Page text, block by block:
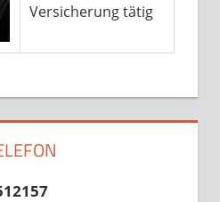
Versicherung tätig